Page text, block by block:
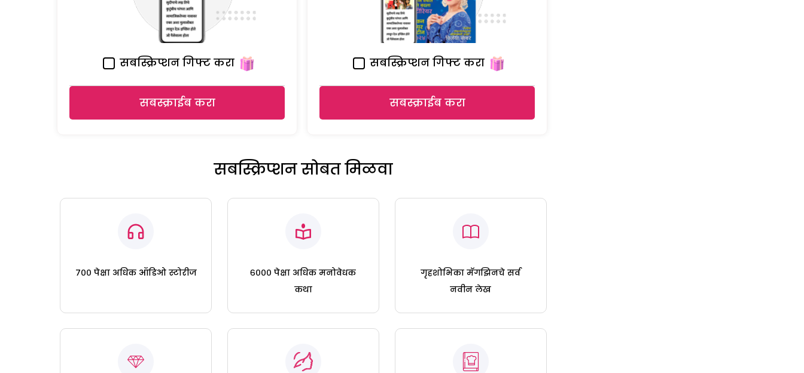
सबस्क्रिप्शन गिफ्ट करा
सबस्क्राईब करा
सबस्क्रिप्शन गिफ्ट करा
सबस्क्राईब करा
सबस्क्रिप्शन सोबत मिळवा
७०० पेक्षा अधिक ऑडिओ स्टोरीज
६००० पेक्षा अधिक मनोवेधक
कथा
गृहशोभिका मॅगझिनचे सर्व
नवीन लेख